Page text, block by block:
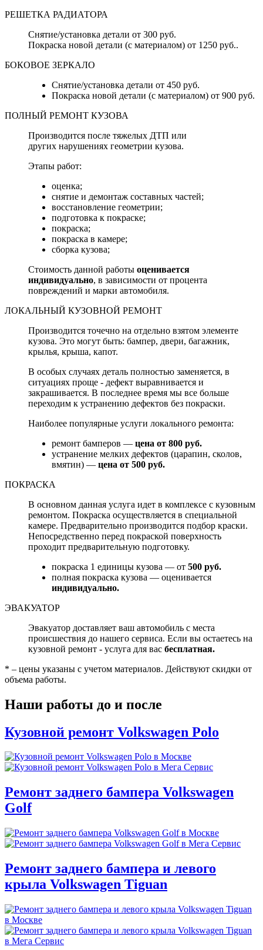
РЕШЕТКА РАДИАТОРА
Снятие/установка детали от 300 руб.
Покраска новой детали (с материалом) от 1250 руб..
БОКОВОЕ ЗЕРКАЛО
Снятие/установка детали от 450 руб.
Покраска новой детали (с материалом) от 900 руб.
ПОЛНЫЙ РЕМОНТ КУЗОВА
Производится после тяжелых ДТП или
других нарушениях геометрии кузова.
Этапы работ:
оценка;
снятие и демонтаж составных частей;
восстановление геометрии;
подготовка к покраске;
покраска;
покраска в камере;
сборка кузова;
Стоимость данной работы оценивается
индивидуально, в зависимости от процента
повреждений и марки автомобиля.
ЛОКАЛЬНЫЙ КУЗОВНОЙ РЕМОНТ
Производится точечно на отдельно взятом элементе
кузова. Это могут быть: бампер, двери, багажник,
крылья, крыша, капот.
В особых случаях деталь полностью заменяется, в
ситуациях проще - дефект выравнивается и
закрашивается. В последнее время мы все больше
переходим к устранению дефектов без покраски.
Наиболее популярные услуги локального ремонта:
ремонт бамперов — цена от 800 руб.
устранение мелких дефектов (царапин, сколов,
вмятин) — цена от 500 руб.
ПОКРАСКА
В основном данная услуга идет в комплексе с кузовным
ремонтом. Покраска осуществляется в специальной
камере. Предварительно производится подбор краски.
Непосредственно перед покраской поверхность
проходит предварительную подготовку.
покраска 1 единицы кузова — от 500 руб.
полная покраска кузова — оценивается
индивидуально.
ЭВАКУАТОР
Эвакуатор доставляет ваш автомобиль с места
происшествия до нашего сервиса. Если вы остаетесь на
кузовной ремонт - услуга для вас бесплатная.
* – цены указаны с учетом материалов. Действуют скидки от
объема работы.
Наши работы до и после
Кузовной ремонт Volkswagen Polo
Ремонт заднего бампера Volkswagen
Golf
Ремонт заднего бампера и левого
крыла Volkswagen Tiguan